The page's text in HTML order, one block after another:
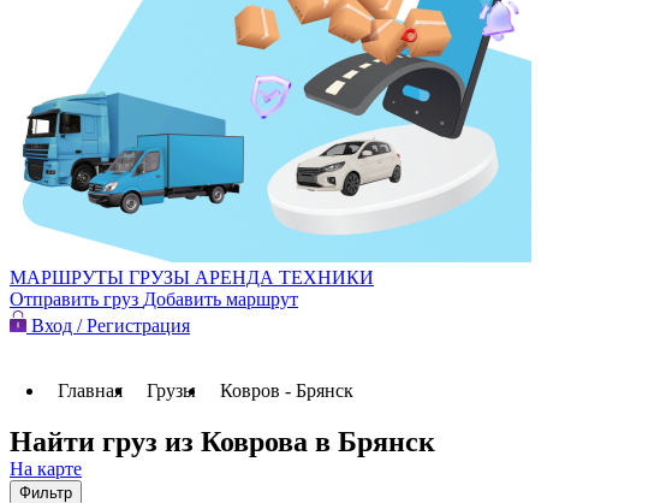
МАРШРУТЫ ГРУЗЫ АРЕНДА ТЕХНИКИ
Отправить груз Добавить маршрут
Вход / Регистрация
Главная Грузы Ковров - Брянск
Найти груз из Коврова в Брянск
На карте
Фильтр